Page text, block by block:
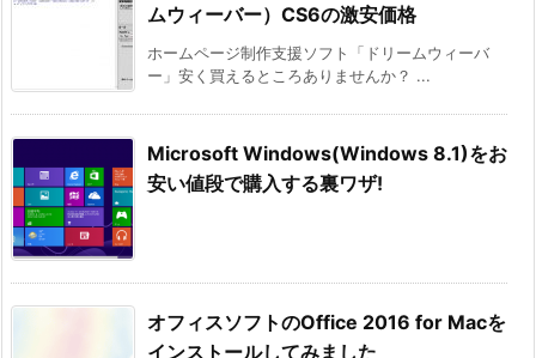
ムウィーバー）CS6の激安価格
ホームページ制作支援ソフト「ドリームウィーバ
ー」安く買えるところありませんか？ ...
Microsoft Windows(Windows 8.1)をお
安い値段で購入する裏ワザ!
オフィスソフトのOffice 2016 for Macを
インストールしてみました